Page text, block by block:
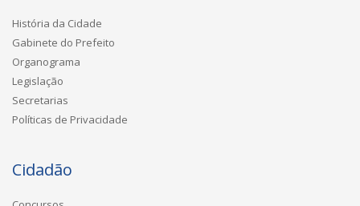
História da Cidade
Gabinete do Prefeito
Organograma
Legislação
Secretarias
Políticas de Privacidade
Cidadão